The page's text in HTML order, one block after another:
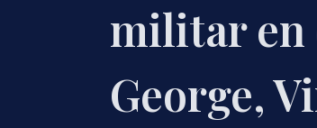
militar en
George,